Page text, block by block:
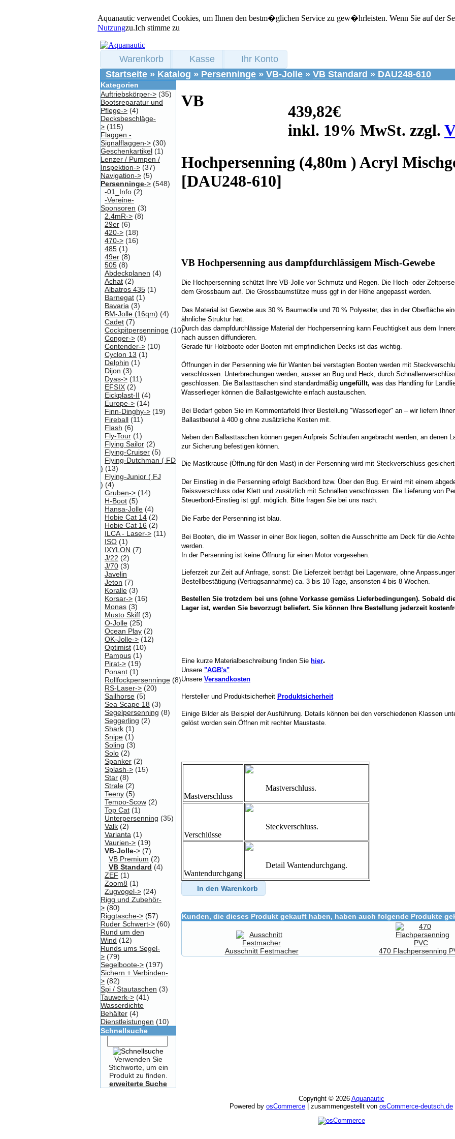
Aquanautic verwendet Cookies, um Ihnen den bestm�glichen Service zu gew�hrleisten. Wenn Sie auf der
Nutzungzu.Ich stimme zu
Warenkorb Kasse
Ihr Konto
Startseite » Katalog » Persenninge » VB-Jolle » VB Standard » DAU248-610
439,82€
inkl. 19% MwSt. zzgl.
VB
Hochpersenning (4,80m ) Acryl
[DAU248-610]
VB Hochpersenning aus dampfdurchlässigem Misch-Gewebe
Die Hochpersenning schützt Ihre VB-Jolle vor Schmutz und Regen. Die Hoch- oder
dem Grossbaum auf. Die Grossbaumstütze muss ggf in der Höhe angepasst werden.
Das Material ist Gewebe aus 30 % Baumwolle und 70 % Polyester, das in der Oberfläche
ähnliche Struktur hat.
Durch das dampfdurchlässige Material der Hochpersenning kann Feuchtigkeit aus dem
nach aussen diffundieren.
Gerade für Holzboote oder Booten mit empfindlichen Decks ist das wichtig.
Öffnungen in der Persenning wie für Wanten bei verstagten Booten werden mit
verschlossen. Unterbrechungen werden, ausser an Bug und Heck, durch
geschlossen. Die Ballasttaschen sind standardmäßig ungefüllt, was das Handling für
Wasserlieger können die Ballastgewichte einfach austauschen.
Bei Bedarf geben Sie im Kommentarfeld Ihrer Bestellung "Wasserlieger" an – wir liefern
Ballastbeutel à 400 g ohne zusätzliche Kosten mit.
Neben den Ballasttaschen können gegen Aufpreis Schlaufen angebracht werden, an denen
zur Sicherung befestigen können.
Die Mastkrause (Öffnung für den Mast) in der Persenning wird mit Steckverschluss
Der Einstieg in die Persenning erfolgt Backbord bzw. Über den Bug. Er wird mit einem
Reissverschluss oder Klett und zusätzlich mit Schnallen verschlossen. Die Lieferung von
Steuerbord-Einstieg ist ggf. möglich. Bitte fragen Sie bei uns nach.
Die Farbe der Persenning ist blau.
Bei Booten, die im Wasser in einer Box liegen, sollten die Ausschnitte am Deck für die
werden.
In der Persenning ist keine Öffnung für einen Motor vorgesehen.
Lieferzeit zur Zeit auf Anfrage, sonst: Die Lieferzeit beträgt bei Lagerware, ohne
Bestellbestätigung (Vertragsannahme) ca. 3 bis 10 Tage, ansonsten 4 bis 8 Wochen.
Bestellen Sie trotzdem bei uns (ohne Vorkasse gemäss Lieferbedingungen). Sobald
Lager ist, werden Sie bevorzugt beliefert. Sie können Ihre Bestellung jederzeit
Eine kurze Materialbeschreibung finden Sie hier.
Unsere "AGB's"
Unsere Versandkosten
Hersteller und Produktsicherheit Produktsicherheit
Einige Bilder als Beispiel der Ausführung. Details können bei den verschiedenen Klassen
gelöst worden sein.Öffnen mit rechter Maustaste.
Mastverschluss
Mastverschluss.
Verschlüsse
Steckverschluss.
Wantendurchgang
Detail Wantendurchgang.
In den Warenkorb
Kunden, die dieses Produkt gekauft haben, haben auch folgende Produkte
Ausschnitt Festmacher 470 Flachpersenning
Kategorien
Auftriebskörper-> (35)
Bootsreparatur und
Pflege-> (4)
Decksbeschläge-
> (115)
Flaggen -
Signalflaggen-> (30)
Geschenkartikel (1)
Lenzer / Pumpen /
Inspektion-> (37)
Navigation-> (5)
Persenninge-> (548)
-01_Info (2)
-Vereine-
Sponsoren (3)
2.4mR-> (8)
29er (6)
420-> (18)
470-> (16)
485 (1)
49er (8)
505 (8)
Abdeckplanen (4)
Achat (2)
Albatros 435 (1)
Barnegat (1)
Bavaria (3)
BM-Jolle (16qm) (4)
Cadet (7)
Cockpitpersenninge (10)
Conger-> (8)
Contender-> (10)
Cyclon 13 (1)
Delphin (1)
Dijon (3)
Dyas-> (11)
EFSIX (2)
Eickplast-II (4)
Europe-> (14)
Finn-Dinghy-> (19)
Fireball (11)
Flash (6)
Fly-Tour (1)
Flying Sailor (2)
Flying-Cruiser (5)
Flying-Dutchman ( FD
) (13)
Flying-Junior ( FJ
) (4)
Gruben-> (14)
H-Boot (5)
Hansa-Jolle (4)
Hobie Cat 14 (2)
Hobie Cat 16 (2)
ILCA - Laser-> (11)
ISO (1)
IXYLON (7)
J/22 (2)
J/70 (3)
Javelin
Jeton (7)
Koralle (3)
Korsar-> (16)
Monas (3)
Musto Skiff (3)
O-Jolle (25)
Ocean Play (2)
OK-Jolle-> (12)
Optimist (10)
Pampus (1)
Pirat-> (19)
Ponant (1)
Rollfockpersenninge (8)
RS-Laser-> (20)
Sailhorse (5)
Sea Scape 18 (3)
Segelpersenning (8)
Seggerling (2)
Shark (1)
Snipe (1)
Soling (3)
Solo (2)
Spanker (2)
Splash-> (15)
Star (8)
Strale (2)
Teeny (5)
Tempo-Scow (2)
Top Cat (1)
Unterpersenning (35)
Valk (2)
Varianta (1)
Vaurien-> (19)
VB-Jolle-> (7)
VB Premium (2)
VB Standard (4)
ZEF (1)
Zoom8 (1)
Zugvogel-> (24)
Rigg und Zubehör-
> (80)
Riggtasche-> (57)
Ruder Schwert-> (60)
Rund um den
Wind (12)
Runds ums Segel-
> (79)
Segelboote-> (197)
Sichern + Verbinden-
> (82)
Spi / Stautaschen (3)
Tauwerk-> (41)
Wasserdichte
Behälter (4)
Dienstleistungen (10)
Schnellsuche
Verwenden Sie
Stichworte, um ein
Produkt zu finden.
erweiterte Suche
Copyright © 2026 Aquanautic
Powered by osCommerce | zusammengestellt von osCommerce-deutsch.de